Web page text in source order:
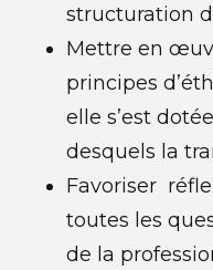
structuration
Mettre en
principes
elle s’est
desquels la
Favoriser
toutes les
de la